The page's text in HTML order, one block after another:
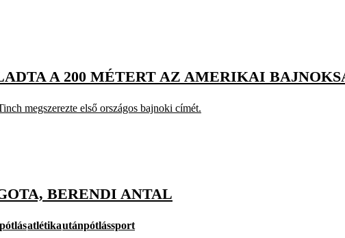
A 200 MÉTERT AZ AMERIKAI
megszerezte első országos bajnoki címét.
BERENDI ANTAL
atlétikautánpótlássport